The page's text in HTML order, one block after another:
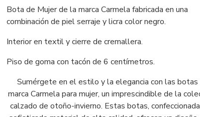
Bota de Mujer de la marca Carmela fabricada en una
combinación de piel serraje y licra color negro.
Interior en textil y cierre de cremallera.
Piso de goma con tacón de 6 centímetros.
Sumérgete en el estilo y la elegancia con las botas
marca Carmela para mujer, un imprescindible de la
calzado de otoño-invierno. Estas botas,